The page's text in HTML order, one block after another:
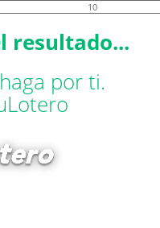
10
resultado...
por ti.